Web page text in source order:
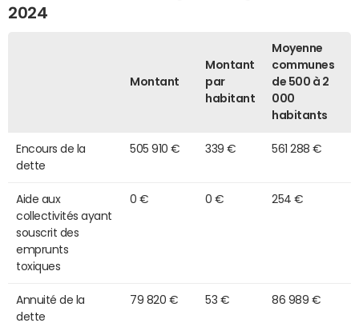
2024
Montant
Montant
par
habitant
Moyenne
communes
de 500 à 2
000
habitants
Encours de la
dette
505 910 € 339 € 561 288 €
Aide aux
collectivités ayant
souscrit des
emprunts
toxiques
0 € 0 € 254 €
Annuité de la
dette
79 820 € 53 € 86 989 €